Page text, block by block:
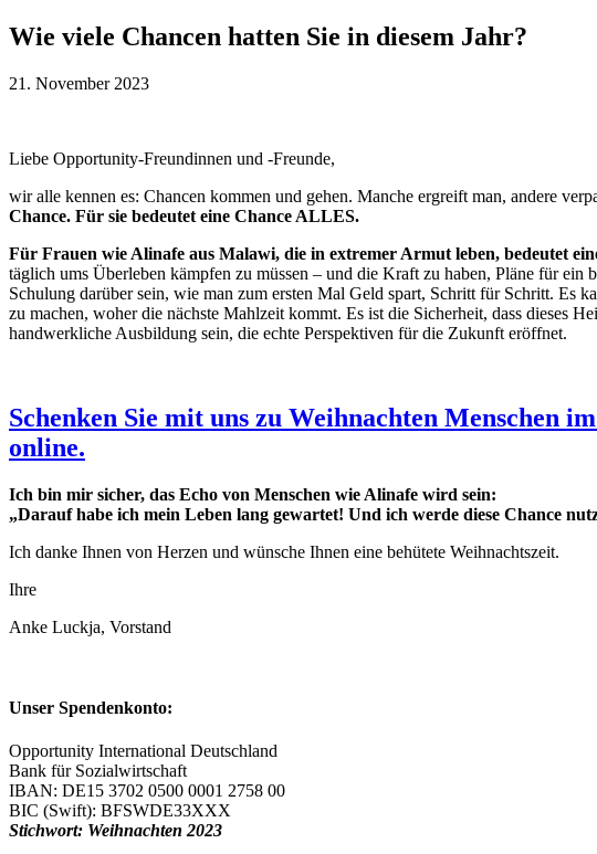
Wie viele Chancen hatten Sie in diesem Jahr?
21. November 2023
Liebe Opportunity-Freundinnen und -Freunde,
wir alle kennen es: Chancen kommen und gehen. Manche ergreift man, andere
Chance. Für sie bedeutet eine Chance ALLES.
Für Frauen wie Alinafe aus Malawi, die in extremer Armut leben, bedeutet
täglich ums Überleben kämpfen zu müssen – und die Kraft zu haben, Pläne für ein
Schulung darüber sein, wie man zum ersten Mal Geld spart, Schritt für Schritt. Es
zu machen, woher die nächste Mahlzeit kommt. Es ist die Sicherheit, dass dieses
handwerkliche Ausbildung sein, die echte Perspektiven für die Zukunft eröffnet.
Schenken Sie mit uns zu Weihnachten Menschen
online.
Ich bin mir sicher, das Echo von Menschen wie Alinafe wird sein:
„Darauf habe ich mein Leben lang gewartet! Und ich werde diese Chance
Ich danke Ihnen von Herzen und wünsche Ihnen eine behütete Weihnachtszeit.
Ihre
Anke Luckja, Vorstand
Unser Spendenkonto:
Opportunity International Deutschland
Bank für Sozialwirtschaft
IBAN: DE15 3702 0500 0001 2758 00
BIC (Swift): BFSWDE33XXX
Stichwort: Weihnachten 2023